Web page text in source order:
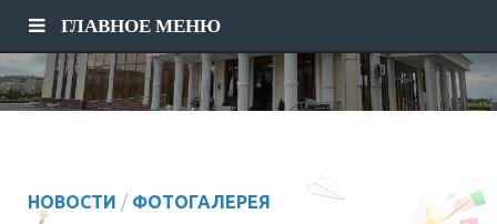
ГЛАВНОЕ МЕНЮ
НОВОСТИ / ФОТОГАЛЕРЕЯ